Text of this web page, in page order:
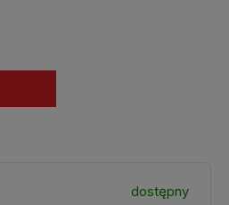
dostępny